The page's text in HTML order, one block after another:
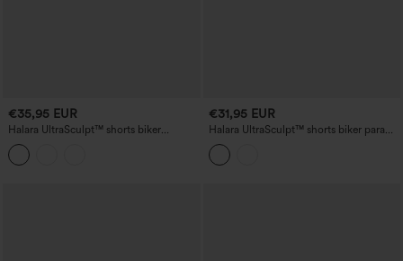
€35,95 EUR
Halara UltraSculpt™ shorts biker
moldeadores de talle alto 7'' para
entrenamiento, con control del
abdomen y bolsillos
€31,95 EUR
Halara UltraSculpt™ shorts biker para
yoga 7'' de talle alto con cordón,
estampado a cuadros y bolsillos